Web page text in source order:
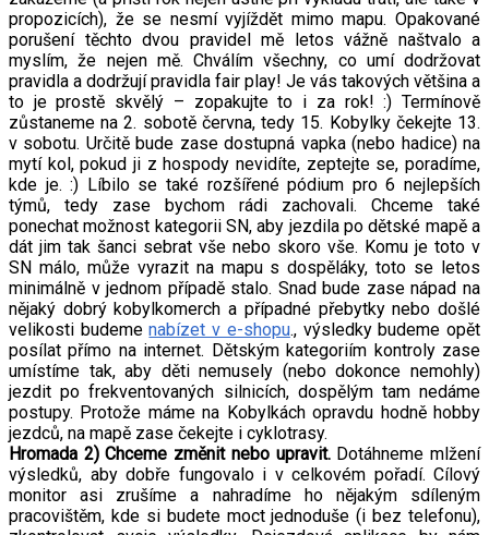
propozicích), že se nesmí vyjíždět mimo mapu. Opakované
porušení těchto dvou pravidel mě letos vážně naštvalo a
myslím, že nejen mě. Chválím všechny, co umí dodržovat
pravidla a dodržují pravidla fair play! Je vás takových většina a
to je prostě skvělý – zopakujte to i za rok! :) Termínově
zůstaneme na 2. sobotě června, tedy 15. Kobylky čekejte 13.
v sobotu. Určitě bude zase dostupná vapka (nebo hadice) na
mytí kol, pokud ji z hospody nevidíte, zeptejte se, poradíme,
kde je. :) Líbilo se také rozšířené pódium pro 6 nejlepších
týmů, tedy zase bychom rádi zachovali. Chceme také
ponechat možnost kategorii SN, aby jezdila po dětské mapě a
dát jim tak šanci sebrat vše nebo skoro vše. Komu je toto v
SN málo, může vyrazit na mapu s dospěláky, toto se letos
minimálně v jednom případě stalo. Snad bude zase nápad na
nějaký dobrý kobylkomerch a případné přebytky nebo došlé
velikosti budemenabízet v e-shopu., výsledky budeme opět
posílat přímo na internet. Dětským kategoriím kontroly zase
umístíme tak, aby děti nemusely (nebo dokonce nemohly)
jezdit po frekventovaných silnicích, dospělým tam nedáme
postupy. Protože máme na Kobylkách opravdu hodně hobby
jezdců, na mapě zase čekejte i cyklotrasy.
Hromada 2) Chceme změnit nebo upravit.Dotáhneme mlžení
výsledků, aby dobře fungovalo i v celkovém pořadí. Cílový
monitor asi zrušíme a nahradíme ho nějakým sdíleným
pracovištěm, kde si budete moct jednoduše (i bez telefonu),